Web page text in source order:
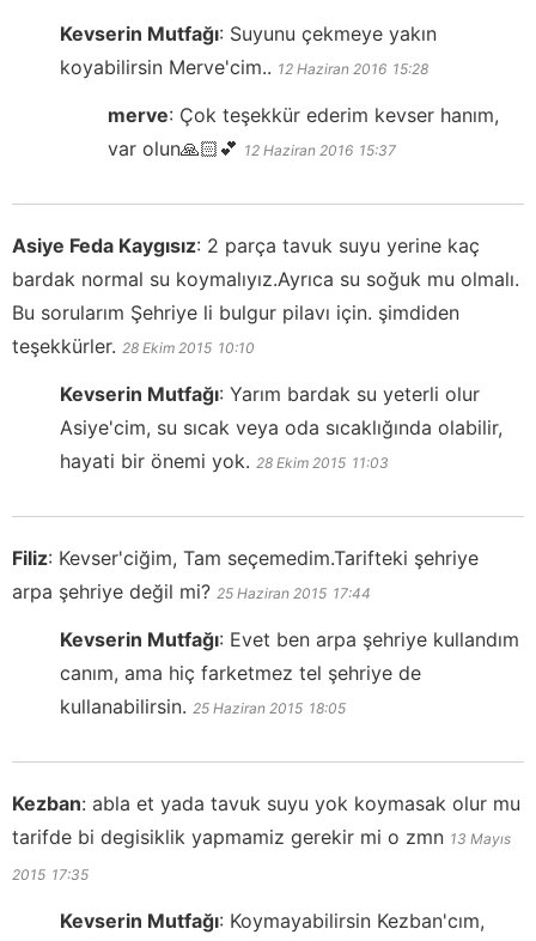
Kevserin Mutfağı: Suyunu çekmeye yakın
koyabilirsin Merve'cim.. 12 Haziran 2016 15:28
merve: Çok teşekkür ederim kevser hanım,
var olun🙏🏻💕 12 Haziran 2016 15:37
Asiye Feda Kaygısız: 2 parça tavuk suyu yerine kaç
bardak normal su koymalıyız.Ayrıca su soğuk mu olmalı.
Bu sorularım Şehriye li bulgur pilavı için. şimdiden
teşekkürler. 28 Ekim 2015 10:10
Kevserin Mutfağı: Yarım bardak su yeterli olur
Asiye'cim, su sıcak veya oda sıcaklığında olabilir,
hayati bir önemi yok. 28 Ekim 2015 11:03
Filiz: Kevser'ciğim, Tam seçemedim.Tarifteki şehriye
arpa şehriye değil mi? 25 Haziran 2015 17:44
Kevserin Mutfağı: Evet ben arpa şehriye kullandım
canım, ama hiç farketmez tel şehriye de
kullanabilirsin. 25 Haziran 2015 18:05
Kezban: abla et yada tavuk suyu yok koymasak olur mu
tarifde bi degisiklik yapmamiz gerekir mi o zmn 13 Mayıs
2015 17:35
Kevserin Mutfağı: Koymayabilirsin Kezban'cım,